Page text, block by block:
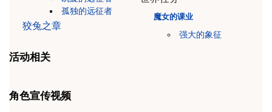
孤独的远征者
狡兔之章
魔女的课业
强大的象征
活动相关
角色宣传视频